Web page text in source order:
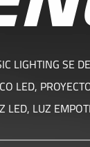
LIGHTING SE
LED,
LED, LUZ